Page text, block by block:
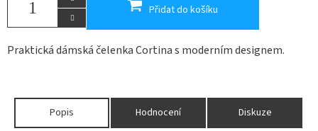
Přidat do košíku
Praktická dámská čelenka Cortina s moderním designem.
Popis Hodnocení Diskuze